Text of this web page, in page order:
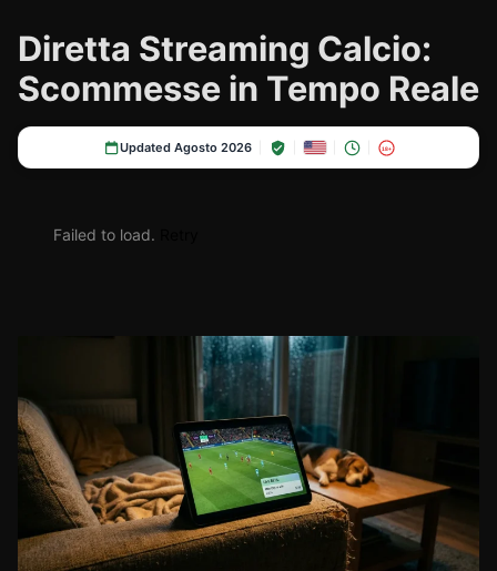
Diretta Streaming Calcio:
Scommesse in Tempo Reale
Updated Agosto 2026 18+
Failed to load.